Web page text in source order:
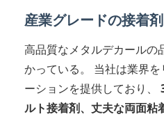
産業グレードの接着剤
高品質なメタルデカールの
かっている。 当社は業界
ーションを提供しており、
ルト接着剤、丈夫な両面粘